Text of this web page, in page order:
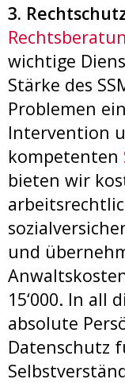
3.
wichtige
Stärke des
Problemen
Intervention
kompetenten
bieten wir
und
15‘000. In all
absolute
Datenschutz